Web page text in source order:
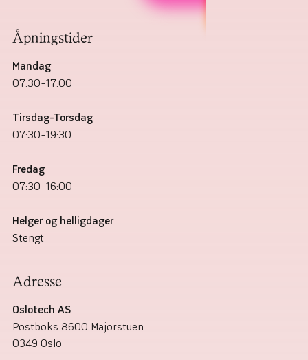
Åpningstider
Mandag
07:30–17:00
Tirsdag–Torsdag
07:30–19:30
Fredag
07:30–16:00
Helger og helligdager
Stengt
Adresse
Oslotech AS
Postboks 8600 Majorstuen
0349 Oslo